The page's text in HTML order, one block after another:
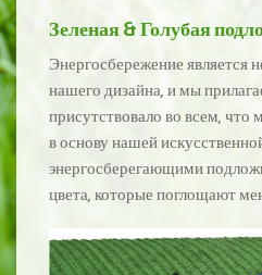
Зеленая & Голубая
Энергосбережение является
нашего дизайна, и мы
присутствовало во всем, что
в основу нашей
энергосберегающими
цвета, которые поглощают